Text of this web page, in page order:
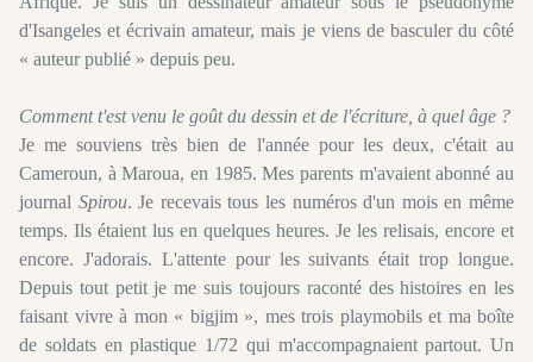
d'Isangeles et écrivain amateur, mais je viens de basculer du côté
« auteur publié » depuis peu.
Comment t'est venu le goût du dessin et de l'écriture, à quel âge ?
Je me souviens très bien de l'année pour les deux, c'était au
Cameroun, à Maroua, en 1985. Mes parents m'avaient abonné au
journal Spirou. Je recevais tous les numéros d'un mois en même
temps. Ils étaient lus en quelques heures. Je les relisais, encore et
encore. J'adorais. L'attente pour les suivants était trop longue.
Depuis tout petit je me suis toujours raconté des histoires en les
faisant vivre à mon « bigjim », mes trois playmobils et ma boîte
de soldats en plastique 1/72 qui m'accompagnaient partout. Un